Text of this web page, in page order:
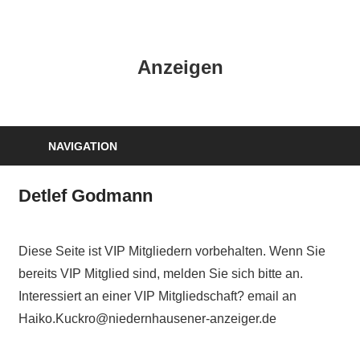
Anzeigen
NAVIGATION
Detlef Godmann
Diese Seite ist VIP Mitgliedern vorbehalten. Wenn Sie
bereits VIP Mitglied sind, melden Sie sich bitte an.
Interessiert an einer VIP Mitgliedschaft? email an
Haiko.Kuckro@niedernhausener-anzeiger.de